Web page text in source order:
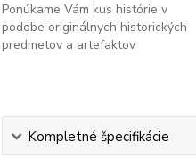
Ponúkame Vám kus histórie v
podobe originálnych historických
predmetov a artefaktov
Kompletné špecifikácie